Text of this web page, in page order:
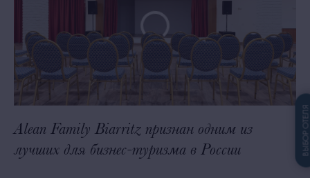
Alean Family Biarritz признан одним из
лучших для бизнес-туризма в России
ВЫБОР ОТЕЛЯ